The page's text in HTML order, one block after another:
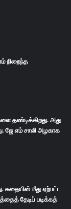
நிறைந்த
தண்டிக்கிறது. அது
ஜே எம் சாலி அழகாக
கதையின் மீது ஏற்பட்ட
தேடிப் படிக்கத்